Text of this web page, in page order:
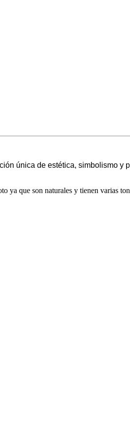
única de estética, simbolismo
que son naturales y tienen varias